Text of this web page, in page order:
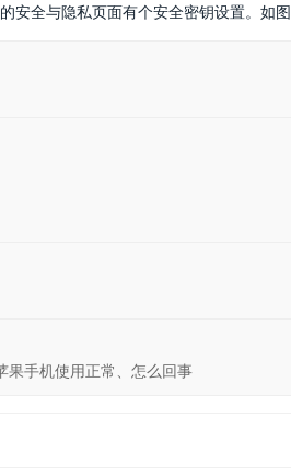
安全与隐私页面有个安全密钥设置。如图
果手机使用正常、怎么回事